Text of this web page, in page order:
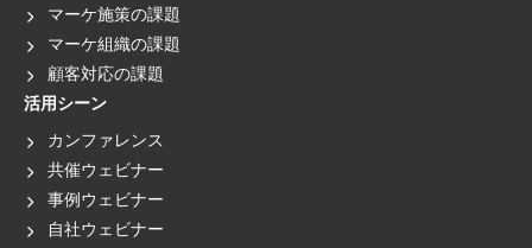
マーケ施策の課題
マーケ組織の課題
顧客対応の課題
活用シーン
カンファレンス
共催ウェビナー
事例ウェビナー
自社ウェビナー